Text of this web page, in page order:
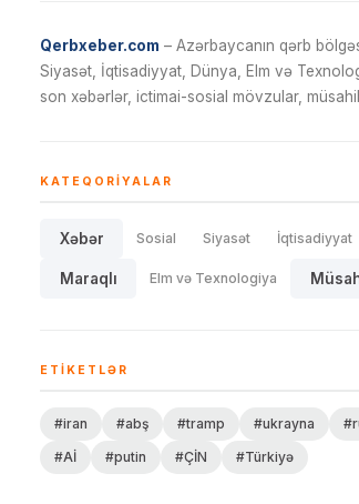
Qerbxeber.com – Azərbaycanın qərb
Siyasət, İqtisadiyyat, Dünya, Elm və
son xəbərlər, ictimai-sosial mövzular,
KATEQORIYALAR
Xəbər Sosial Siyasət İqtisadiyyat
Maraqlı Elm və Texnologiya
ETIKETLƏR
#iran #abş #tramp #ukrayna
#Aİ
#putin #ÇİN #Türkiyə